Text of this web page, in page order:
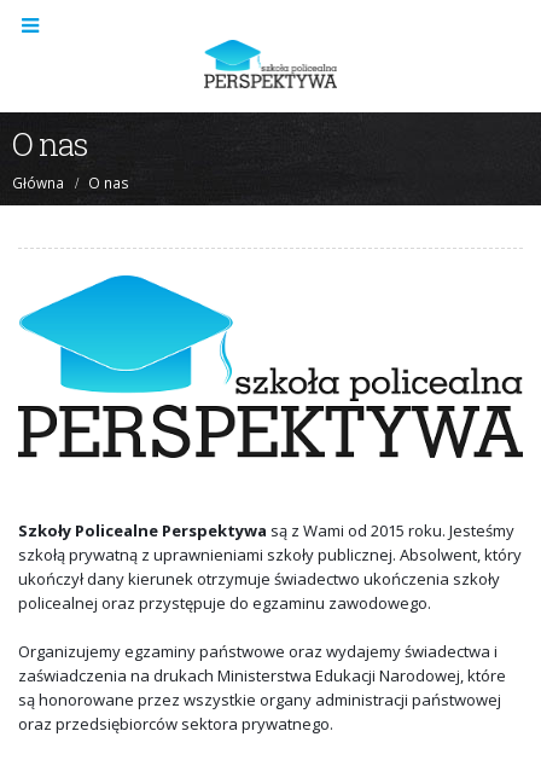
O nas
Główna O nas
Szkoły Policealne Perspektywa są z Wami od 2015 roku. Jesteśmy
szkołą prywatną z uprawnieniami szkoły publicznej. Absolwent, który
ukończył dany kierunek otrzymuje świadectwo ukończenia szkoły
policealnej oraz przystępuje do egzaminu zawodowego.
Organizujemy egzaminy państwowe oraz wydajemy świadectwa i
zaświadczenia na drukach Ministerstwa Edukacji Narodowej, które
są honorowane przez wszystkie organy administracji państwowej
oraz przedsiębiorców sektora prywatnego.